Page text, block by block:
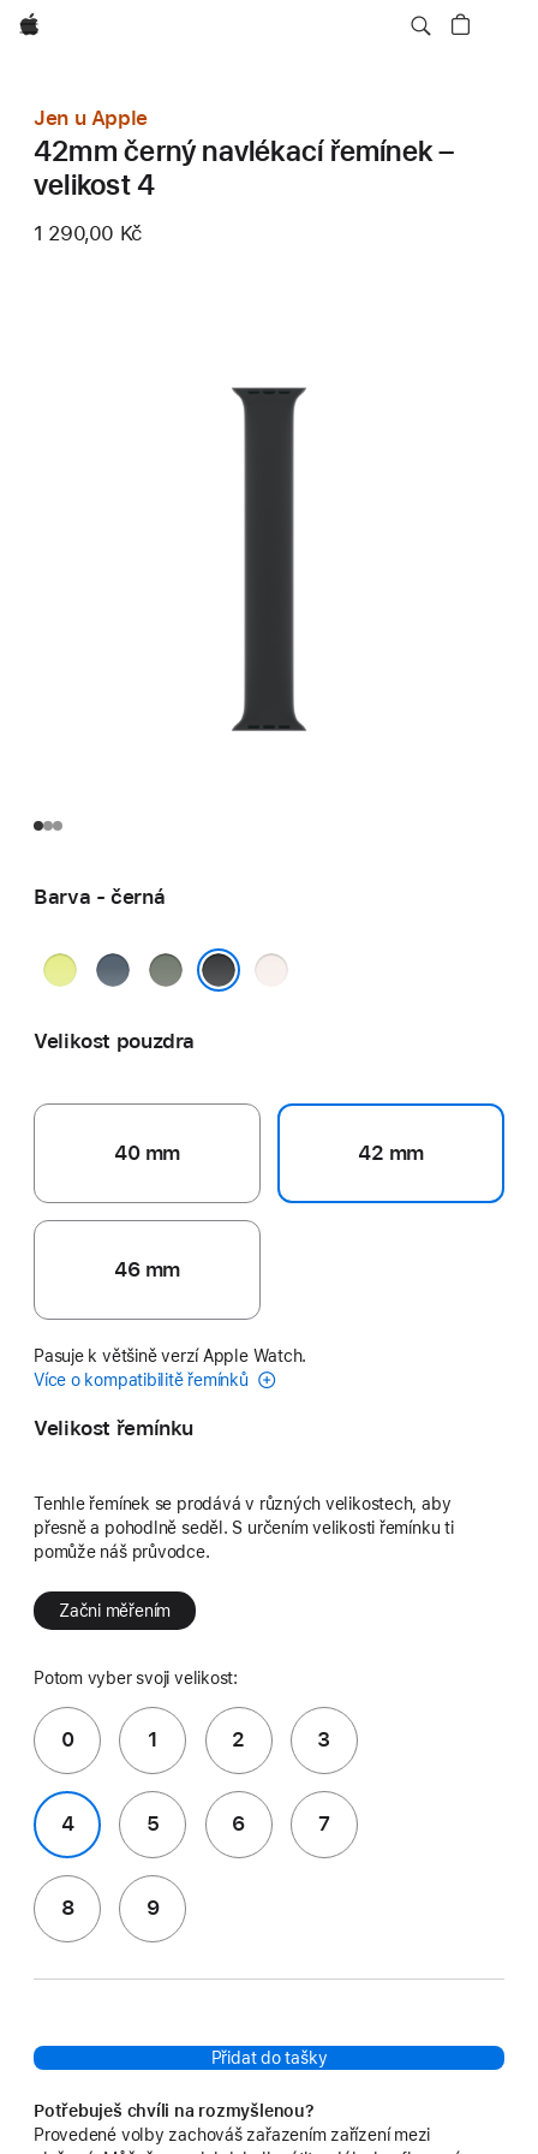
Apple
Jen u Apple
42mm černý navlékací řemínek –
velikost 4
1 290,00 Kč
Barva - černá
neonověocelovězelenošedá světle
Velikost pouzdra
40 mm 42 mm
46 mm
Pasuje k většině verzí Apple Watch.
Více o kompatibilitě řemínků
Velikost řemínku
Tenhle řemínek se prodává v různých velikostech, aby
přesně a pohodlně seděl. S určením velikosti řemínku ti
pomůže náš průvodce.
Začni měřením
Potom vyber svoji velikost:
0 1 2 3
4 5 6 7
8 9
Přidat do tašky
Potřebuješ chvíli na rozmyšlenou?
Provedené volby zachováš zařazením zařízení mezi